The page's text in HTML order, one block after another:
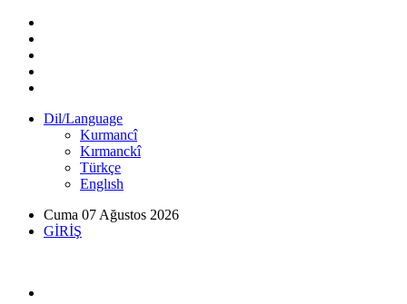
Dil/Language
Kurmancî
Kırmanckî
Türkçe
Englısh
Cuma 07 Ağustos 2026
GİRİŞ